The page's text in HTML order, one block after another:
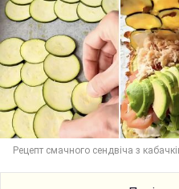
Рецепт смачного сендвіча з